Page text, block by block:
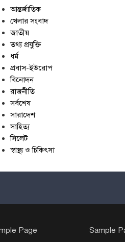
আন্তর্জাতিক
খেলার সংবাদ
জাতীয়
তথ্য প্রযুক্তি
ধর্ম
প্রবাস-ইউরোপ
বিনোদন
রাজনীতি
সর্বশেষ
সারাদেশ
সাহিত্য
সিলেট
স্বাস্থ্য ও চিকিৎসা
Page Sample